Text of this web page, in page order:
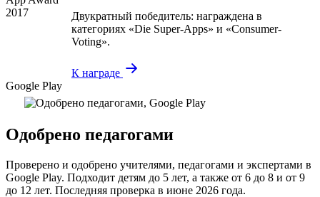
Двукратный победитель: награждена в
категориях «Die Super-Apps» и «Consumer-
Voting».
К награде
Google Play
Одобрено педагогами
Проверено и одобрено учителями, педагогами и экспертами в
Google Play. Подходит детям до 5 лет, а также от 6 до 8 и от 9
до 12 лет. Последняя проверка в июне 2026 года.